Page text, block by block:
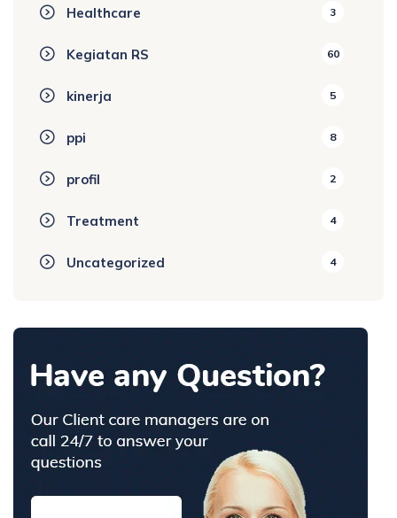
Healthcare 3
Kegiatan RS 60
kinerja 5
ppi 8
profil 2
Treatment 4
Uncategorized 4